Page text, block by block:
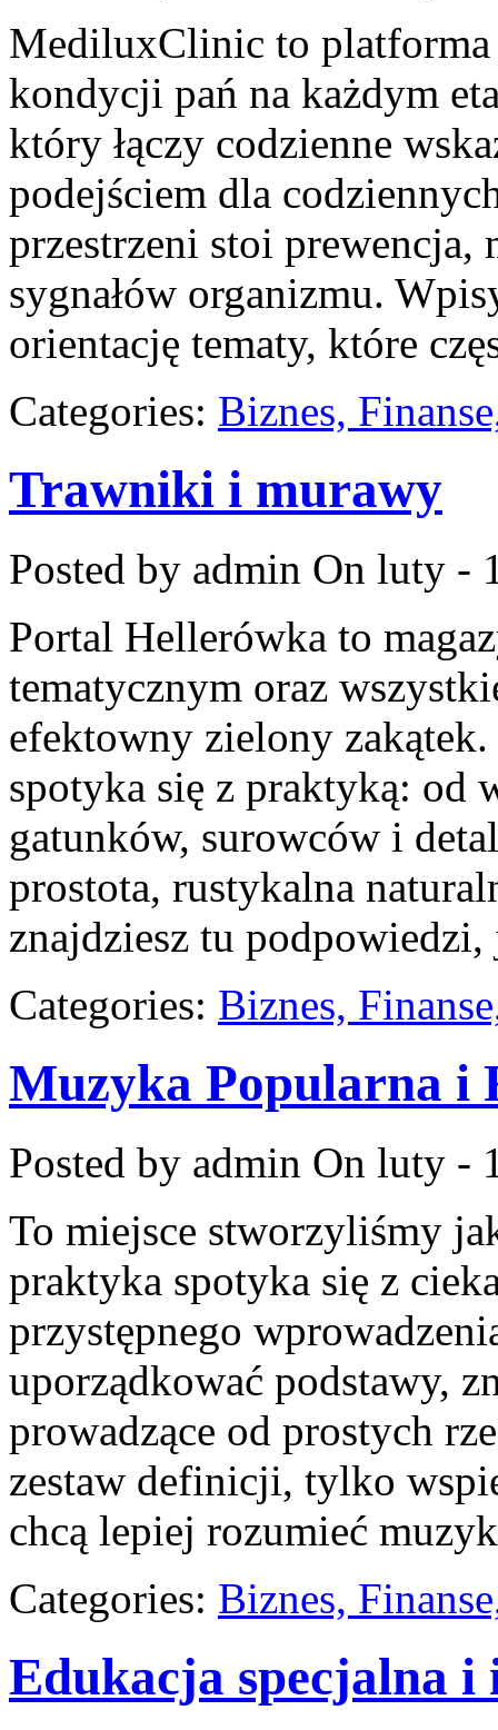
MediluxClinic to platforma
kondycji pań na każdym
który łączy codzienne
podejściem dla
przestrzeni stoi prewencja,
sygnałów organizmu.
orientację tematy, które
Categories: Biznes,
Trawniki i murawy
Posted by admin On luty -
Portal Hellerówka to
tematycznym oraz
efektowny zielony
spotyka się z praktyką: od
gatunków, surowców i
prostota, rustykalna
znajdziesz tu podpowiedzi,
Categories: Biznes,
Muzyka Popularna i
Posted by admin On luty -
To miejsce stworzyliśmy
praktyka spotyka się z
przystępnego
uporządkować podstawy,
prowadzące od prostych
zestaw definicji, tylko
chcą lepiej rozumieć
Categories: Biznes,
Edukacja specjalna